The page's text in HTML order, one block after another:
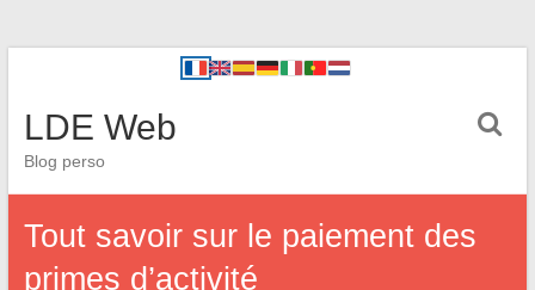
LDE Web
Blog perso
Tout savoir sur le paiement des
primes d’activité